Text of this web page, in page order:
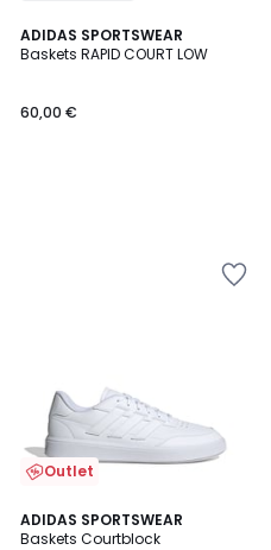
ADIDAS SPORTSWEAR
Baskets RAPID COURT LOW
60,00 €
Outlet
ADIDAS SPORTSWEAR
Baskets Courtblock
4,7
/ 5